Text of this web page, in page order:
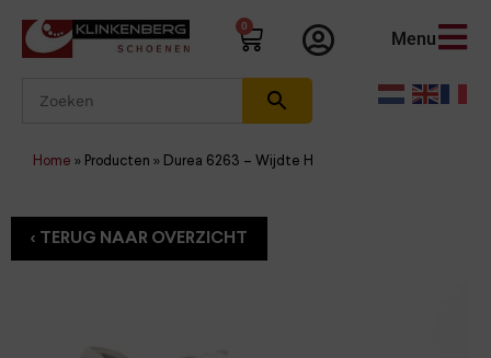
0
Menu
Home » Producten » Durea 6263 – Wijdte H